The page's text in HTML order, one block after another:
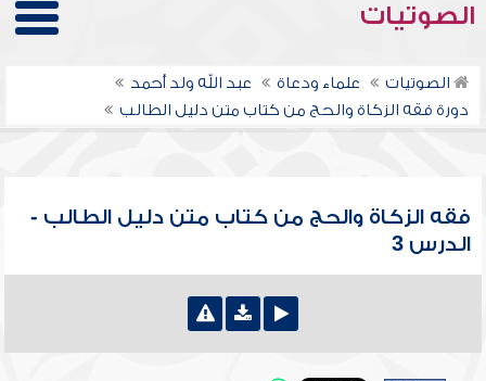
الصوتيات
الصوتيات علماء ودعاة
عبد الله ولد أحمد
دورة فقه الزكاة والحج من كتاب متن دليل الطالب
فقه الزكاة والحج من كتاب متن دليل الطالب -
الدرس 3